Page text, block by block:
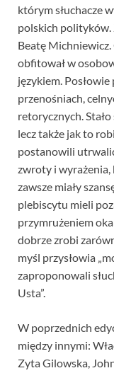
którym słuchacze
polskich polityków.
Beatę
obfitował w
językiem.
przenośniach,
retorycznych.
lecz także jak to
postanowili
zwroty i wyrażenia,
zawsze miały
plebiscytu mieli
przymrużeniem
dobrze zrobi
myśl przysłowia
zaproponowali
Usta”.
W poprzednich
między innymi:
Zyta Gilowska,